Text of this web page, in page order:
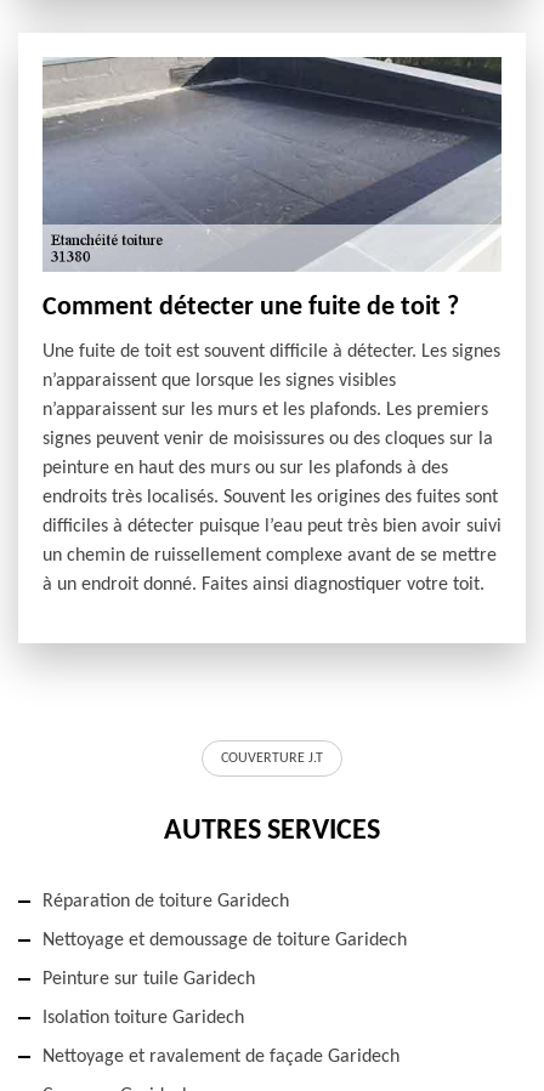
Comment détecter une fuite de toit ?
Une fuite de toit est souvent difficile à détecter. Les signes
n’apparaissent que lorsque les signes visibles
n’apparaissent sur les murs et les plafonds. Les premiers
signes peuvent venir de moisissures ou des cloques sur la
peinture en haut des murs ou sur les plafonds à des
endroits très localisés. Souvent les origines des fuites sont
difficiles à détecter puisque l’eau peut très bien avoir suivi
un chemin de ruissellement complexe avant de se mettre
à un endroit donné. Faites ainsi diagnostiquer votre toit.
COUVERTURE J.T
AUTRES SERVICES
Réparation de toiture Garidech
Nettoyage et demoussage de toiture Garidech
Peinture sur tuile Garidech
Isolation toiture Garidech
Nettoyage et ravalement de façade Garidech